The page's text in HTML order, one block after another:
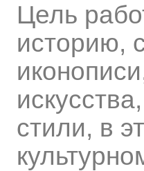
Цель
историю,
стили, в